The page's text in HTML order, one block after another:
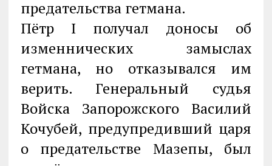
предательства гетмана.
Пётр I получал доносы об
изменнических замыслах
гетмана, но отказывался им
верить. Генеральный судья
Войска Запорожского Василий
Кочубей, предупредивший царя
о предательстве Мазепы, был